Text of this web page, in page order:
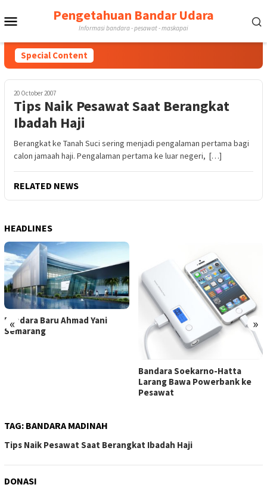
to
MobilePengetahuan Bandar Udara
Informasi bandara - pesawat - maskapai
Special Content
20 October 2007
Tips Naik Pesawat Saat Berangkat
Ibadah Haji
Berangkat ke Tanah Suci sering menjadi pengalaman pertama bagi
calon jamaah haji. Pengalaman pertama ke luar negeri, […]
RELATED NEWS
HEADLINES
« »
Bandara Baru Ahmad Yani
Semarang
Bandara Soekarno-Hatta
Larang Bawa Powerbank ke
Pesawat
TAG: BANDARA MADINAH
Tips Naik Pesawat Saat Berangkat Ibadah Haji
DONASI